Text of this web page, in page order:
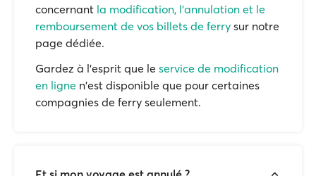
concernant la modification, l'annulation et le
remboursement de vos billets de ferry sur notre
page dédiée.
Gardez à l'esprit que le service de modification
en ligne n'est disponible que pour certaines
compagnies de ferry seulement.